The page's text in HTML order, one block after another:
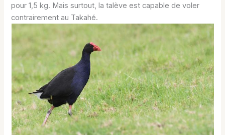
pour 1,5 kg. Mais surtout, la talève est capable de voler
contrairement au Takahé.